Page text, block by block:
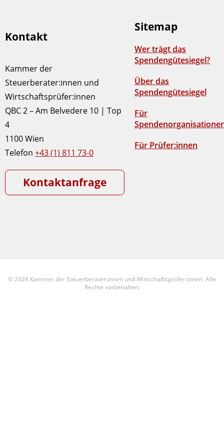
Kontakt
Kammer der
Steuerberater:innen und
Wirtschaftsprüfer:innen
QBC 2 – Am Belvedere 10 | Top
4
1100 Wien
Telefon +43 (1) 811 73-0
Kontaktanfrage
Sitemap
Wer trägt das
Spendengütesiegel?
Über das
Spendengütesiegel
Für
Für Prüfer:innen
© 2024 Kammer der Steuerberater:innen und Wirtschaftsprüfer:innen. Alle
Rechte vorbehalten.